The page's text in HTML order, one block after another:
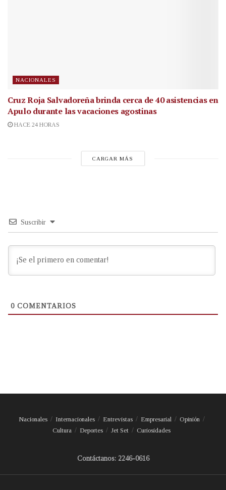
NACIONALES
Cruz Roja Salvadoreña brinda cerca de 40 asistencias en
Apulo durante las vacaciones agostinas
HACE 24 HORAS
CARGAR MÁS
Suscribir
0 COMENTARIOS
Nacionales Internacionales Entrevistas Empresarial
Opinión
Cultura
Deportes Jet Set Curiosidades
Contáctanos: 2246-0616